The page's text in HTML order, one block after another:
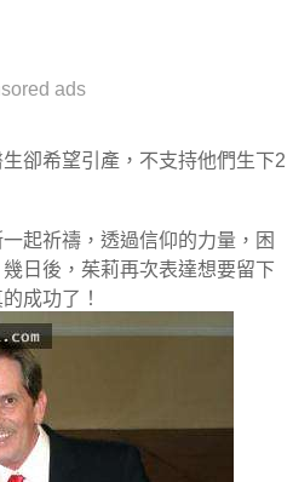
ads
卻希望引產，不支持他們生下2
起祈禱，透過信仰的力量，困
日後，茱莉再次表達想要留下
成功了！